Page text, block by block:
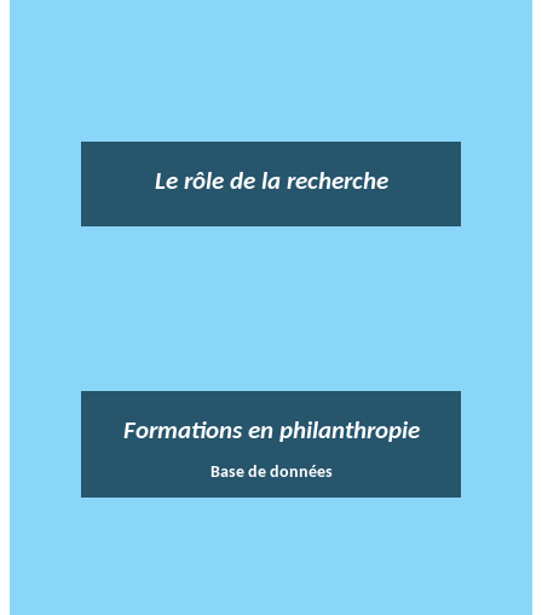
Le rôle de la recherche
Formations en philanthropie
Base de données